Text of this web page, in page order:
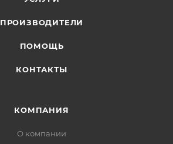
ПРОИЗВОДИТЕЛИ
ПОМОЩЬ
КОНТАКТЫ
КОМПАНИЯ
О компании